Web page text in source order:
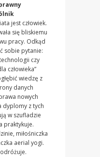
jest człowiek.
się bliskiemu
pracy. Odkąd
sobie pytanie:
czy
człowieka”
wiedzę z
danych
nowych
dyplomy z tych
w szufladzie
praktykuje.
miłośniczka
aerial yogi.